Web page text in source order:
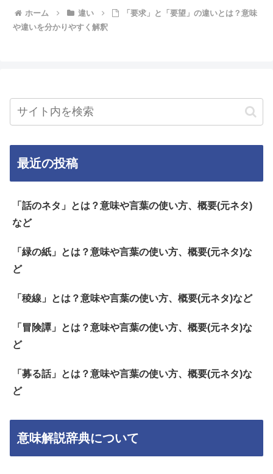
ホーム 違い
「要求」と「要望」の違いとは？意味
や違いを分かりやすく解釈
最近の投稿
「話のネタ」とは？意味や言葉の使い方、概要(元ネタ)
など
「緑の紙」とは？意味や言葉の使い方、概要(元ネタ)な
ど
「稜線」とは？意味や言葉の使い方、概要(元ネタ)など
「冒険譚」とは？意味や言葉の使い方、概要(元ネタ)な
ど
「募る話」とは？意味や言葉の使い方、概要(元ネタ)な
ど
意味解説辞典について